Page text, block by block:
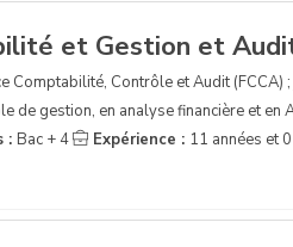
et Gestion et
Comptabilité, Contrôle et Audit (FCCA)
de gestion, en analyse financière et en
: Bac + 4 Expérience : 11 années et